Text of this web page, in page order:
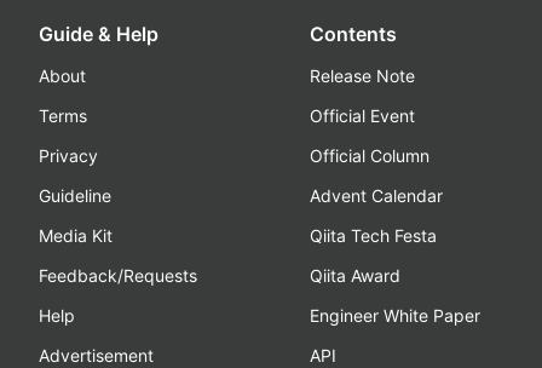
Guide & Help
About
Terms
Privacy
Guideline
Media Kit
Feedback/Requests
Help
Advertisement
Contents
Release Note
Official Event
Official Column
Advent Calendar
Qiita Tech Festa
Qiita Award
Engineer White Paper
API